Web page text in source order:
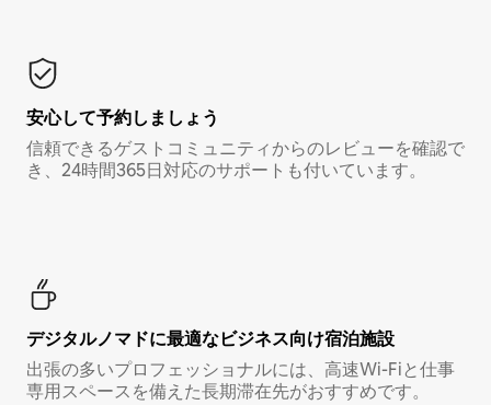
安心して予約しましょう
信頼できるゲストコミュニティからのレビューを確認で
き、24時間365日対応のサポートも付いています。
デジタルノマド⁠に最⁠適⁠なビ⁠ジ⁠ネ⁠ス⁠向⁠け宿⁠泊⁠施⁠設
出張の多いプロフェッショナルには、高速Wi-Fiと仕事
専用スペースを備えた長期滞在先がおすすめです。